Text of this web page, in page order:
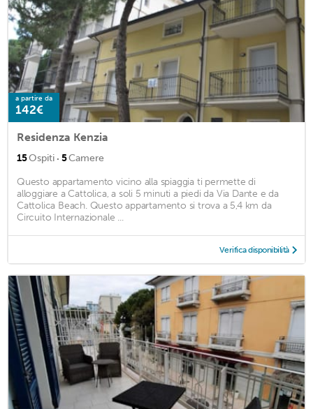
a partire da
142€
Residenza Kenzia
15Ospiti · 5Camere
Questo appartamento vicino alla spiaggia ti permette di
alloggiare a Cattolica, a soli 5 minuti a piedi da Via Dante e da
Cattolica Beach. Questo appartamento si trova a 5,4 km da
Circuito Internazionale ...
Verifica disponibilità